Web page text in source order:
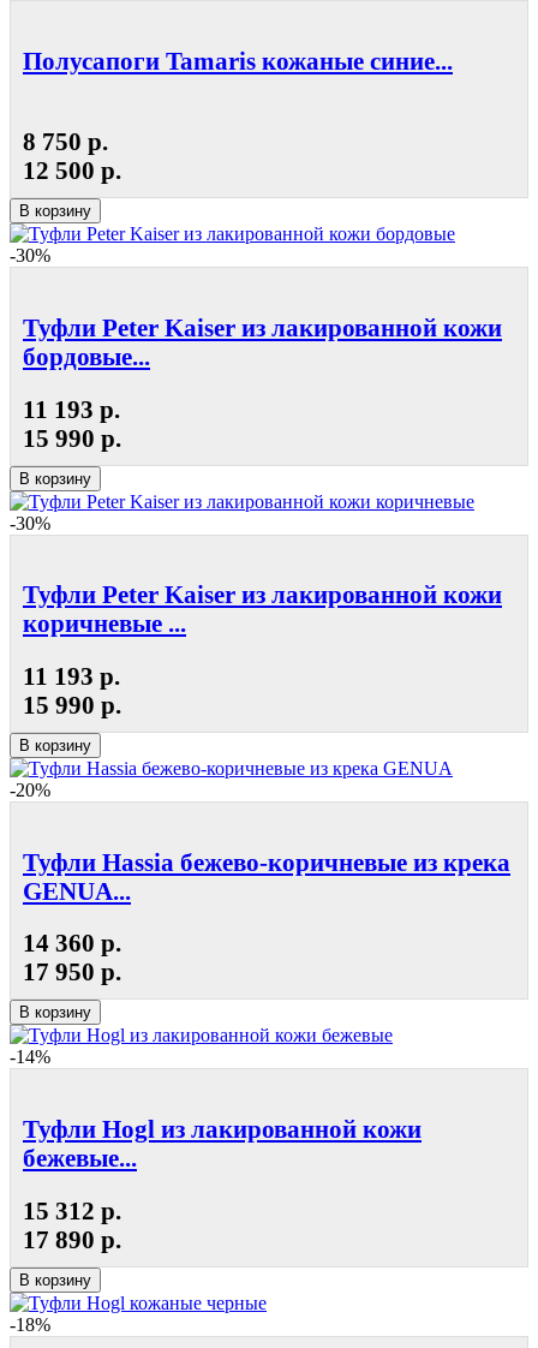
Полусапоги Tamaris кожаные синие...
8 750 р.
12 500 р.
В корзину
-30%
Туфли Peter Kaiser из лакированной кожи
бордовые...
11 193 р.
15 990 р.
В корзину
-30%
Туфли Peter Kaiser из лакированной кожи
коричневые ...
11 193 р.
15 990 р.
В корзину
-20%
Туфли Hassia бежево-коричневые из крека
GENUA...
14 360 р.
17 950 р.
В корзину
-14%
Туфли Hogl из лакированной кожи
бежевые...
15 312 р.
17 890 р.
В корзину
-18%